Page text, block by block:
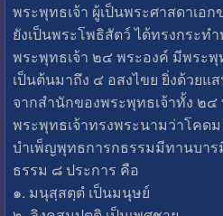
พระพุทธเจ้า ผู้เป็นพระศาสดาเอ
ยังเป็นพระโพธิสัตว์ ได้ทรงกระ
พระพุทธเจ้า ๒๔ พระองค์ มีพระพุ
เป็นต้นมาถึง ๔ อสงไขย ยิ่งด้วย
จากสำนักของพระพุทธเจ้าทั้ง ๒๔
พระพุทธเจ้าทรงพระนามว่าโคด
บำเพ็ญพุทธการกธรรมมีทานบาร
ธรรม ๘ ประการ คือ
๑. มนุสฺสตฺตํ เป็นมนุษย์